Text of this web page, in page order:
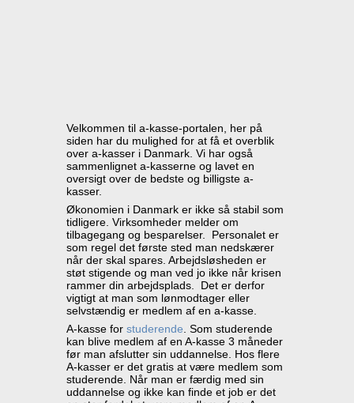
Velkommen til a-kasse-portalen, her på
siden har du mulighed for at få et overblik
over a-kasser i Danmark. Vi har også
sammenlignet a-kasserne og lavet en
oversigt over de bedste og billigste a-
kasser.
Økonomien i Danmark er ikke så stabil som
tidligere. Virksomheder melder om
tilbagegang og besparelser. Personalet er
som regel det første sted man nedskærer
når der skal spares. Arbejdsløsheden er
støt stigende og man ved jo ikke når krisen
rammer din arbejdsplads. Det er derfor
vigtigt at man som lønmodtager eller
selvstændig er medlem af en a-kasse.
A-kasse for studerende. Som studerende
kan blive medlem af en A-kasse 3 måneder
før man afslutter sin uddannelse. Hos flere
A-kasser er det gratis at være medlem som
studerende. Når man er færdig med sin
uddannelse og ikke kan finde et job er det